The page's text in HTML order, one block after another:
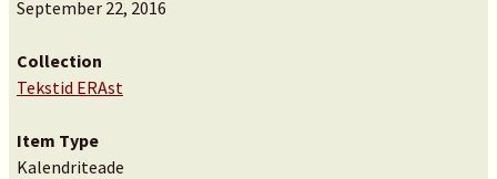
September 22, 2016
Collection
Tekstid ERAst
Item Type
Kalendriteade